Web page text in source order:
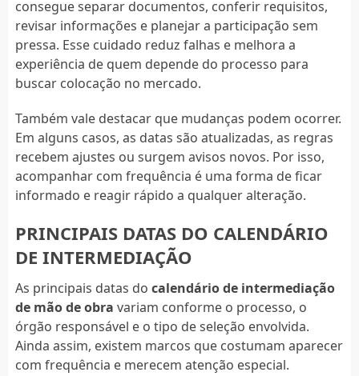
consegue separar documentos, conferir requisitos,
revisar informações e planejar a participação sem
pressa. Esse cuidado reduz falhas e melhora a
experiência de quem depende do processo para
buscar colocação no mercado.
Também vale destacar que mudanças podem ocorrer.
Em alguns casos, as datas são atualizadas, as regras
recebem ajustes ou surgem avisos novos. Por isso,
acompanhar com frequência é uma forma de ficar
informado e reagir rápido a qualquer alteração.
PRINCIPAIS DATAS DO CALENDÁRIO
DE INTERMEDIAÇÃO
As principais datas do calendário de intermediação
de mão de obra variam conforme o processo, o
órgão responsável e o tipo de seleção envolvida.
Ainda assim, existem marcos que costumam aparecer
com frequência e merecem atenção especial.